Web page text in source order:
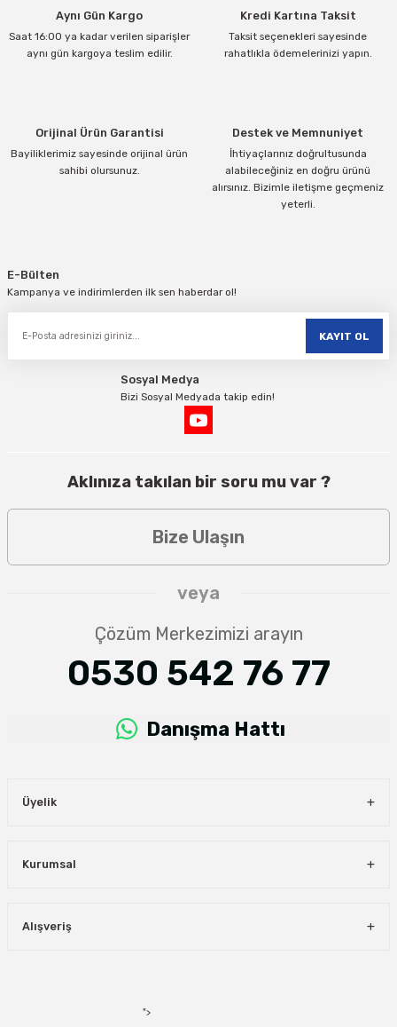
Ürün açıklamasında eksik bilgiler bulunuyor.
Ürün bilgilerinde hatalar bulunuyor.
Aynı Gün Kargo
Saat 16:00 ya kadar verilen siparişler
aynı gün kargoya teslim edilir.
Kredi Kartına Taksit
Taksit seçenekleri sayesinde
rahatlıkla ödemelerinizi yapın.
Orijinal Ürün Garantisi
Bayiliklerimiz sayesinde orijinal ürün
sahibi olursunuz.
Destek ve Memnuniyet
İhtiyaçlarınız doğrultusunda
alabileceğiniz en doğru ürünü
alırsınız. Bizimle iletişme geçmeniz
yeterli.
E-Bülten
Kampanya ve indirimlerden ilk sen haberdar ol!
KAYIT OL
Sosyal Medya
Bizi Sosyal Medyada takip edin!
Aklınıza takılan bir soru mu var ?
Bize Ulaşın
veya
Çözüm Merkezimizi arayın
0530 542 76 77
Danışma Hattı
Üyelik
Kurumsal
Alışveriş
">